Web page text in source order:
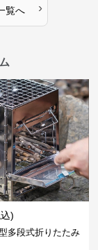
覧へ ›
)
多段式折りたたみ